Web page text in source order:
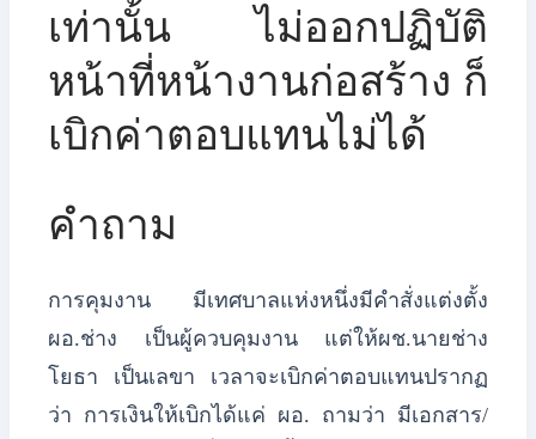
เท่านั้น ไม่ออกปฏิบัติ
หน้าที่หน้างานก่อสร้าง ก็
เบิกค่าตอบแทนไม่ได้
คำถาม
การคุมงาน มีเทศบาลแห่งหนึ่งมีคำสั่งแต่งตั้ง
ผอ.ช่าง เป็นผู้ควบคุมงาน แต่ให้ผช.นายช่าง
โยธา เป็นเลขา เวลาจะเบิกค่าตอบแทนปรากฏ
ว่า การเงินให้เบิกได้แค่ ผอ. ถามว่า มีเอกสาร/